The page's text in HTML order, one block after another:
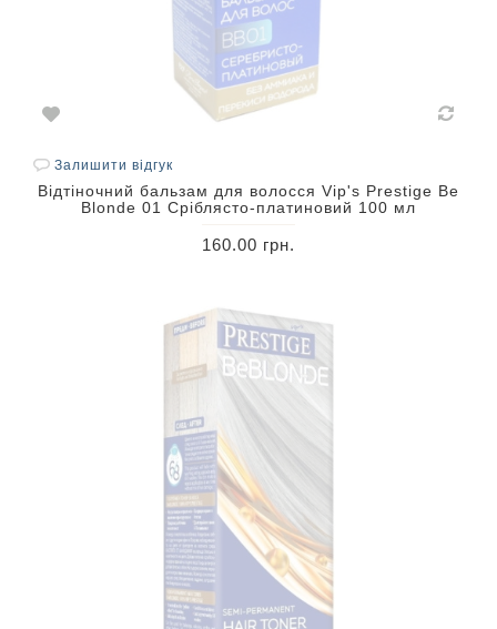
Залишити відгук
Відтіночний бальзам для волосся Vip's Prestige Be
Blonde 01 Сріблясто-платиновий 100 мл
160.00 грн.